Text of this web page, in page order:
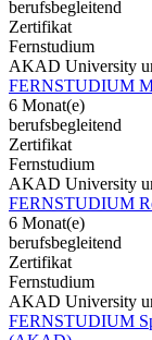
berufsbegleitend
Zertifikat
Fernstudium
AKAD University
FERNSTUDIUM
6 Monat(e)
berufsbegleitend
Zertifikat
Fernstudium
AKAD University
FERNSTUDIUM
6 Monat(e)
berufsbegleitend
Zertifikat
Fernstudium
AKAD University
FERNSTUDIUM